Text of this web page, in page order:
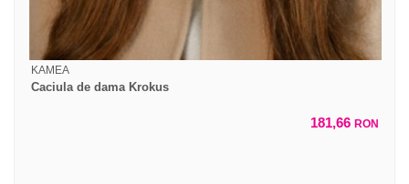
KAMEA
Caciula de dama Krokus
181,66 RON